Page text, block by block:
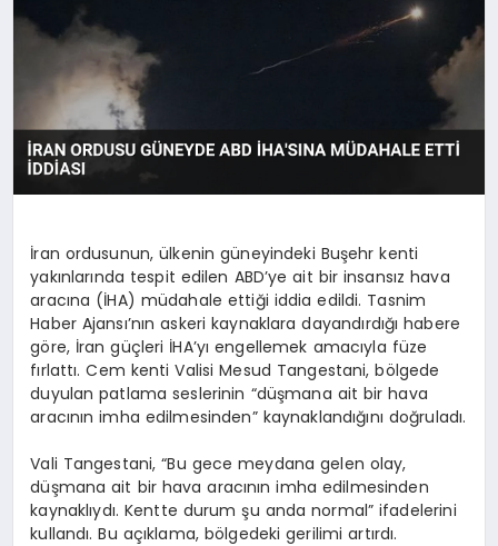
TEKNOLOJI
YAŞAM
MALATYA HABERLERI
İran ordusunun, ülkenin güneyindeki Buşehr kenti
yakınlarında tespit edilen ABD’ye ait bir insansız hava
aracına (İHA) müdahale ettiği iddia edildi. Tasnim
Haber Ajansı’nın askeri kaynaklara dayandırdığı habere
göre, İran güçleri İHA’yı engellemek amacıyla füze
fırlattı. Cem kenti Valisi Mesud Tangestani, bölgede
duyulan patlama seslerinin “düşmana ait bir hava
aracının imha edilmesinden” kaynaklandığını doğruladı.
Vali Tangestani, “Bu gece meydana gelen olay,
düşmana ait bir hava aracının imha edilmesinden
kaynaklıydı. Kentte durum şu anda normal” ifadelerini
kullandı. Bu açıklama, bölgedeki gerilimi artırdı.